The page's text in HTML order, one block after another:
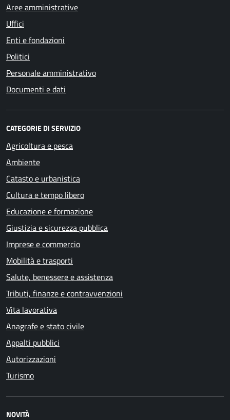
Aree amministrative
Uffici
Enti e fondazioni
Politici
Personale amministrativo
Documenti e dati
CATEGORIE DI SERVIZIO
Agricoltura e pesca
Ambiente
Catasto e urbanistica
Cultura e tempo libero
Educazione e formazione
Giustizia e sicurezza pubblica
Imprese e commercio
Mobilità e trasporti
Salute, benessere e assistenza
Tributi, finanze e contravvenzioni
Vita lavorativa
Anagrafe e stato civile
Appalti pubblici
Autorizzazioni
Turismo
NOVITÀ